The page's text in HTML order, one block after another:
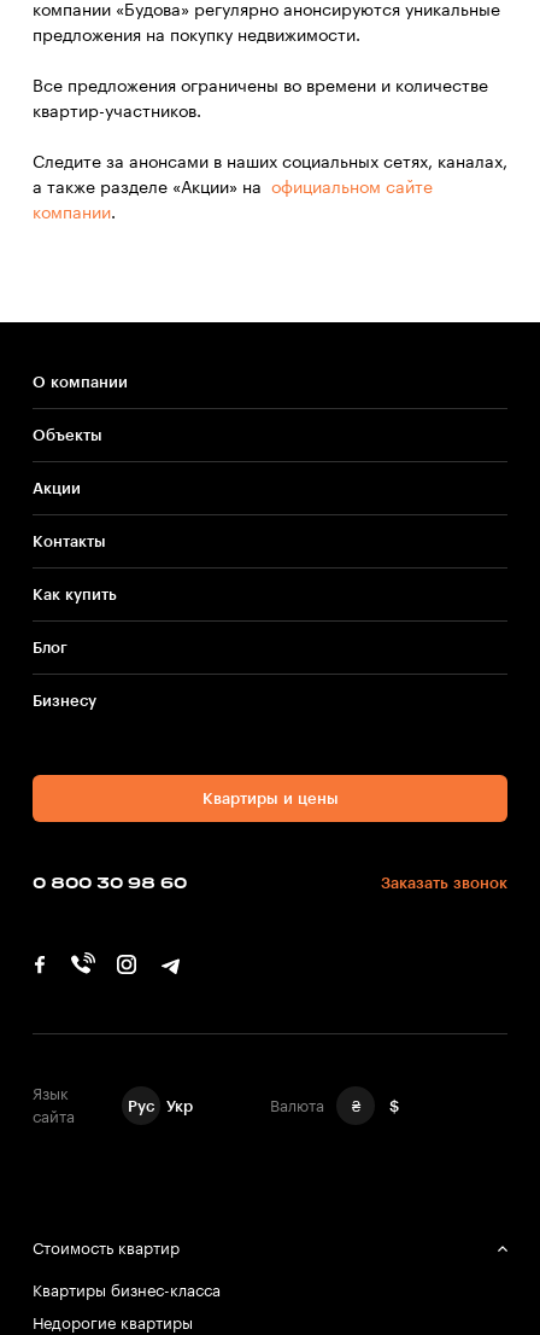
компании «Будова» регулярно анонсируются уникальные
предложения на покупку недвижимости.
Все предложения ограничены во времени и количестве
квартир-участников.
Следите за анонсами в наших социальных сетях, каналах,
а также разделе «Акции» на официальном сайте
компании.
О компании
Объекты
Акции
Контакты
Как купить
Блог
Бизнесу
Квартиры и цены
0 800 30 98 60 Заказать звонок
Язык
сайта
Рус Укр Валюта ₴ $
Стоимость квартир
Квартиры бизнес-класса
Недорогие квартиры